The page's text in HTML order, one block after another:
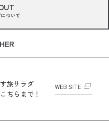
ついて
旅サラダ
ちらまで！
WEB SITE